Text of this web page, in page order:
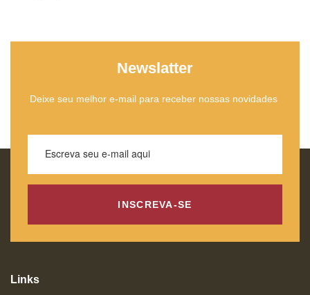
Newslatter
Deixe seu melhor e-mail para receber nossas novidades
INSCREVA-SE
Links